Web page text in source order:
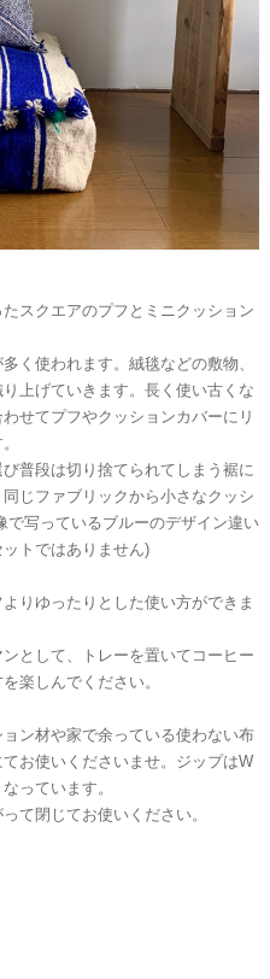
スクエアのプフとミニクッション
く使われます。絨毯などの敷物、
上げていきます。長く使い古くな
せてプフやクッションカバーにリ
普段は切り捨てられてしまう裾に
じファブリックから小さなクッシ
で写っているブルーのデザイン違い
トではありません)
りゆったりとした使い方ができま
として、トレーを置いてコーヒー
楽しんでください。
ン材や家で余っている使わない布
お使いくださいませ。ジップはW
っています。
て閉じてお使いください。